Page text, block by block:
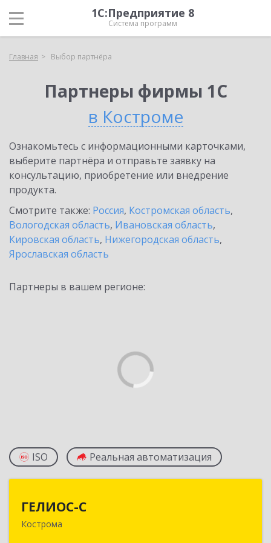
1С:Предприятие 8
Система программ
Главная Выбор партнёра
Партнеры фирмы 1С
в Костроме
Ознакомьтесь с информационными карточками,
выберите партнёра и отправьте заявку на
консультацию, приобретение или внедрение
продукта.
Смотрите также: Россия, Костромская область,
Вологодская область, Ивановская область,
Кировская область, Нижегородская область,
Ярославская область
Партнеры в вашем регионе:
ISO Реальная автоматизация
ГЕЛИОС-С
Кострома
156026, Костромская обл, г.о. город Кострома,